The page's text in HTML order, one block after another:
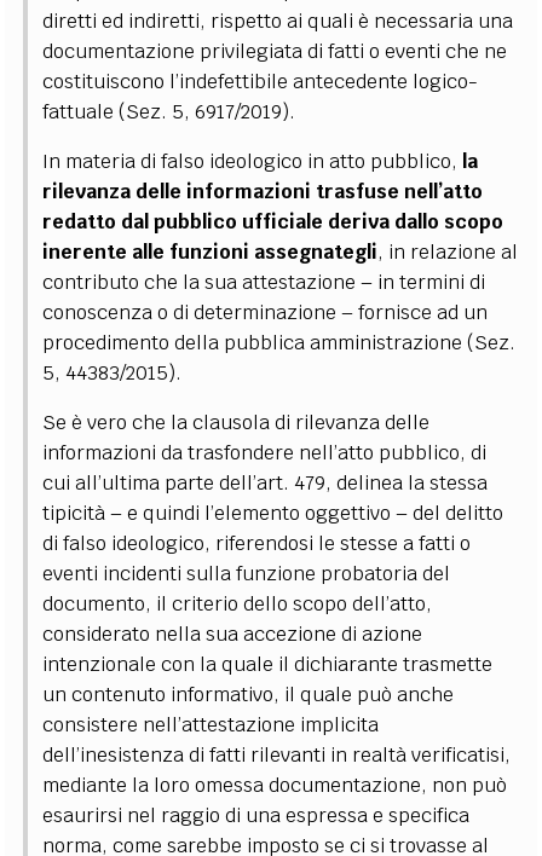
diretti ed indiretti, rispetto ai quali è necessaria una
documentazione privilegiata di fatti o eventi che ne
costituiscono l’indefettibile antecedente logico-
fattuale (Sez. 5, 6917/2019).
In materia di falso ideologico in atto pubblico, la
rilevanza delle informazioni trasfuse nell’atto
redatto dal pubblico ufficiale deriva dallo scopo
inerente alle funzioni assegnategli, in relazione al
contributo che la sua attestazione– in termini di
conoscenza o di determinazione–fornisce ad un
procedimento della pubblica amministrazione (Sez.
5, 44383/2015).
Se è vero che la clausola di rilevanza delle
informazioni da trasfondere nell’atto pubblico, di
cui all’ultima parte dell’art. 479, delinea la stessa
tipicità–e quindi l’elemento oggettivo–del delitto
di falso ideologico, riferendosi le stesse a fatti o
eventi incidenti sulla funzione probatoria del
documento, il criterio dello scopo dell’atto,
considerato nella sua accezione di azione
intenzionale con la quale il dichiarante trasmette
un contenuto informativo, il quale può anche
consistere nell’attestazione implicita
dell’inesistenza di fatti rilevanti in realtà verificatisi,
mediante la loro omessa documentazione, non può
esaurirsi nel raggio di una espressa e specifica
norma, come sarebbe imposto se ci si trovasse al